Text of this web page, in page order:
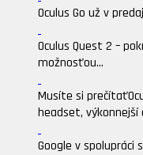
Oculus Go už v
Oculus Quest 2 –
možnosťou...
Musíte si prečítať
headset, výkonnejší
Google v spolupráci